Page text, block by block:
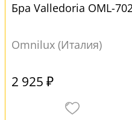
Бра Valledoria OML-
Omnilux (Италия)
2 925 ₽